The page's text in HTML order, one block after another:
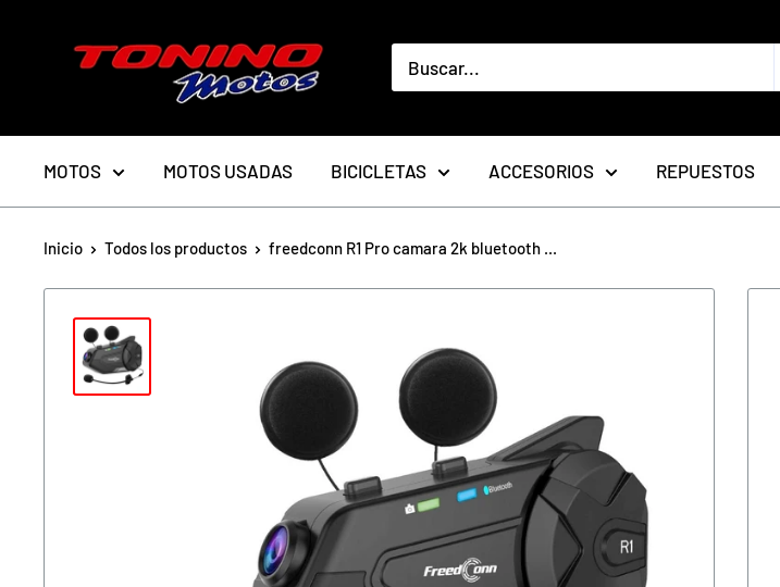
directamente
MOTOS MOTOS USADAS BICICLETAS ACCESORIOS REPUESTOS
Inicio Todos los productos freedconn R1 Pro camara 2k bluetooth ...